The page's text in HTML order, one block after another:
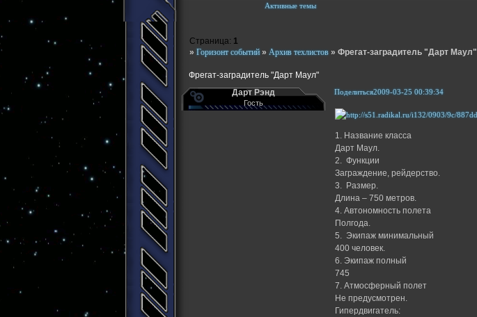
Активные темы
» Горизонт событий » Архив техлистов » Фрегат-заградитель "Дарт Маул"
Фрегат-заградитель "Дарт Маул"
Страница: 1
Поделиться2009-03-25 00:39:34
Дарт Рэнд
Гость
1. Название класса
Дарт Маул.
2. Функции
Заграждение, рейдерство.
3. Размер.
Длина – 750 метров.
4. Автономность полета
Полгода.
5. Экипаж минимальный
400 человек.
6. Экипаж полный
745
7. Атмосферный полет
Не предусмотрен.
Гипердвигатель: